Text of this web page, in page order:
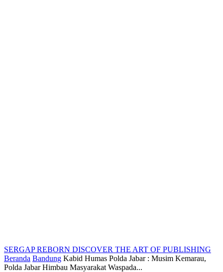
SERGAP REBORN DISCOVER THE ART OF PUBLISHING
Beranda Bandung Kabid Humas Polda Jabar : Musim Kemarau,
Polda Jabar Himbau Masyarakat Waspada...